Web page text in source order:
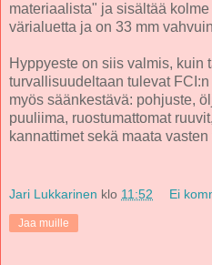
materiaalista" ja sisältää
värialuetta ja on 33 mm
Hyppyeste on siis valmis, kuin
turvallisuudeltaan tulevat
myös säänkestävä: pohjuste,
puuliima, ruostumattomat
kannattimet sekä maata
Jari Lukkarinen klo 11:52 Ei
Jaa muille